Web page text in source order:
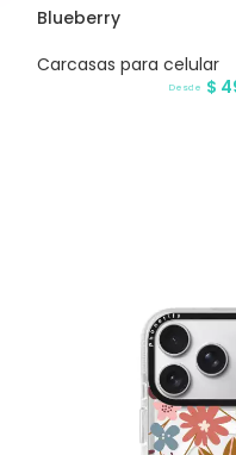
Blueberry
Carcasas para celular
Desde $